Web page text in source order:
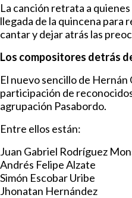
La canción retrata a
llegada de la quincena para
cantar y dejar atrás las
Los compositores detrás
El nuevo sencillo de Hernán
participación de
agrupación Pasabordo.
Entre ellos están:
Juan Gabriel Rodríguez
Andrés Felipe Alzate
Simón Escobar Uribe
Jhonatan Hernández